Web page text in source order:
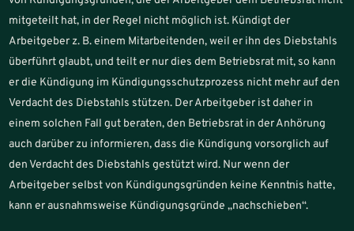
mitgeteilt hat, in der Regel nicht möglich ist. Kündigt der
Arbeitgeber z. B. einem Mitarbeitenden, weil er ihn des Diebstahls
überführt glaubt, und teilt er nur dies dem Betriebsrat mit, so kann
er die Kündigung im Kündigungsschutzprozess nicht mehr auf den
Verdacht des Diebstahls stützen. Der Arbeitgeber ist daher in
einem solchen Fall gut beraten, den Betriebsrat in der Anhörung
auch darüber zu informieren, dass die Kündigung vorsorglich auf
den Verdacht des Diebstahls gestützt wird. Nur wenn der
Arbeitgeber selbst von Kündigungsgründen keine Kenntnis hatte,
kann er ausnahmsweise Kündigungsgründe „nachschieben“.